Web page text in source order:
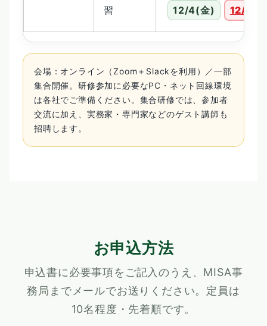
習
12/4(金)
12/11(
会場：オンライン（Zoom＋Slackを利用）／一部
集合開催。研修参加に必要なPC・ネット回線環境
は各社でご準備ください。集合研修では、参加者
交流に加え、実務家・専門家などのゲスト講師も
招聘します。
お申込方法
申込書に必要事項をご記入のうえ、MISA事
務局までメールでお送りください。定員は
10名程度・先着順です。